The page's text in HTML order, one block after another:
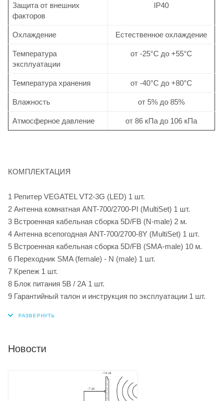
Защита от внешних
факторов
IP40
Охлаждение Естественное охлаждение
Температура
эксплуатации
от -25°C до +55°C
Температура хранения от -40°C до +80°C
Влажность от 5% до 85%
Атмосферное давление от 86 кПа до 106 кПа
КОМПЛЕКТАЦИЯ
1 Репитер VEGATEL VT2-3G (LED) 1 шт.
2 Антенна комнатная ANT-700/2700-PI (MultiSet) 1 шт.
3 Встроенная кабельная сборка 5D/FB (N-male) 2 м.
4 Антенна всепогодная ANT-700/2700-8Y (MultiSet) 1 шт.
5 Встроенная кабельная сборка 5D/FB (SMA-male) 10 м.
6 Переходник SMA (female) - N (male) 1 шт.
7 Крепеж 1 шт.
8 Блок питания 5В / 2А 1 шт.
9 Гарантийный талон и инструкция по эксплуатации 1 шт.
Новости